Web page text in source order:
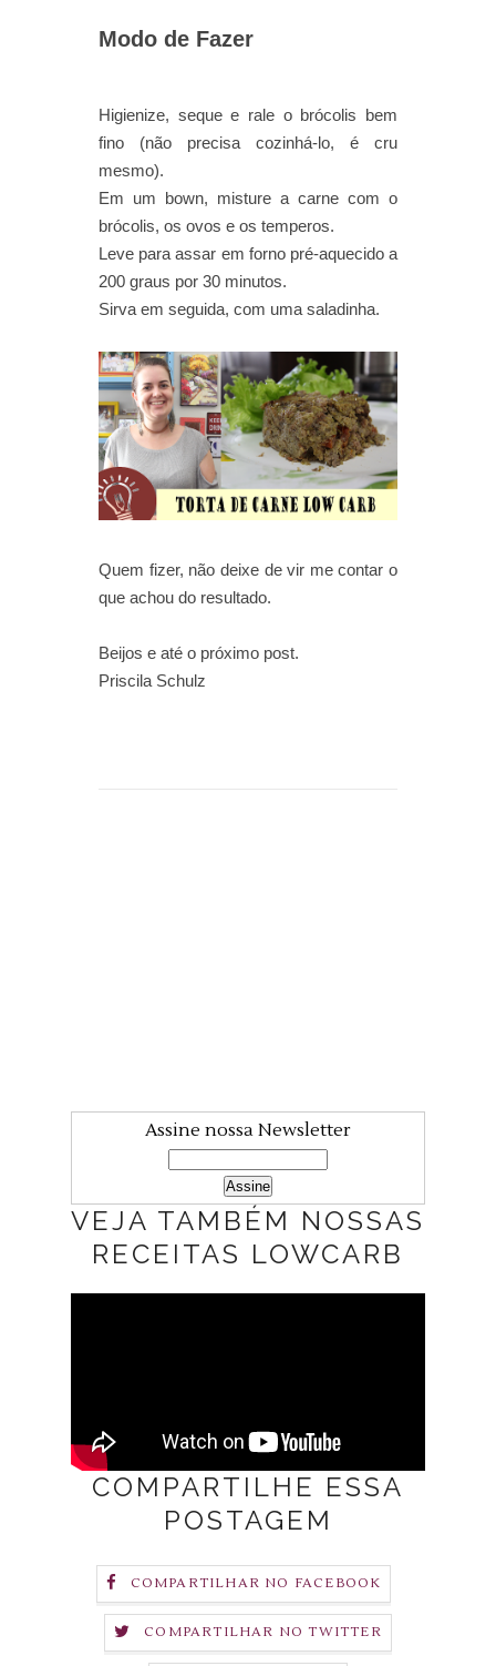
Modo de Fazer
Higienize, seque e rale o brócolis bem
fino (não precisa cozinhá-lo, é cru
mesmo).
Em um bown, misture a carne com o
brócolis, os ovos e os temperos.
Leve para assar em forno pré-aquecido a
200 graus por 30 minutos.
Sirva em seguida, com uma saladinha.
Quem fizer, não deixe de vir me contar o
que achou do resultado.
Beijos e até o próximo post.
Priscila Schulz
Assine nossa Newsletter
VEJA TAMBÉM NOSSAS
RECEITAS LOWCARB
COMPARTILHE ESSA
POSTAGEM
COMPARTILHAR NO FACEBOOK
COMPARTILHAR NO TWITTER